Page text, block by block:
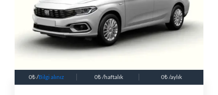
0 /Bilgi alınız 0 /haftalık 0 /aylık